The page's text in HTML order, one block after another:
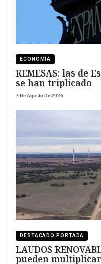
ECONOMÍA
REMESAS: las de
se han triplicado
7 De Agosto De 2026
DESTACADO PORTADA
LAUDOS
pueden